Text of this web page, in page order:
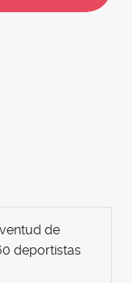
de
deportistas